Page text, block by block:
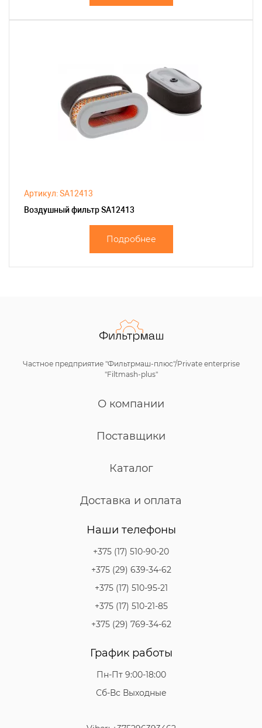
Артикул: SA12413
Воздушный фильтр SA12413
Подробнее
Частное предприятие "Фильтрмаш-плюс"/Private enterprise
"Filtmash-plus"
О компании
Поставщики
Каталог
Доставка и оплата
Наши телефоны
+375 (17) 510-90-20
+375 (29) 639-34-62
+375 (17) 510-95-21
+375 (17) 510-21-85
+375 (29) 769-34-62
График работы
Пн-Пт 9:00-18:00
Сб-Вс Выходные